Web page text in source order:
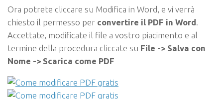
Ora potrete cliccare su Modifica in Word, e vi verrà
chiesto il permesso per convertire il PDF in Word.
Accettate, modificate il file a vostro piacimento e al
termine della procedura cliccate su File -> Salva con
Nome -> Scarica come PDF